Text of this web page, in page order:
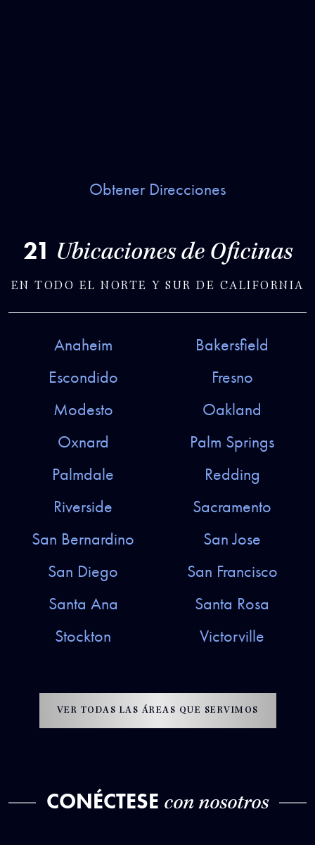
21 Ubicaciones de Oficinas
EN TODO EL NORTE Y SUR DE CALIFORNIA
Anaheim
Bakersfield
Escondido
Fresno
Modesto
Oakland
Oxnard
Palm Springs
Palmdale
Redding
Riverside
Sacramento
San Bernardino
San Jose
San Diego
San Francisco
Santa Ana
Santa Rosa
Stockton
Victorville
VER TODAS LAS ÁREAS QUE SERVIMOS
Obtener Direcciones
CONÉCTESE con nosotros